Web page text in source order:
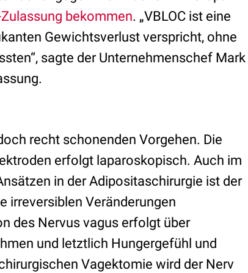
Zulassung bekommen. „VBLOC ist eine
Gewichtsverlust verspricht, ohne
sagte der Unternehmenschef Mark
recht schonenden Vorgehen. Die
erfolgt laparoskopisch. Auch im
in der Adipositaschirurgie ist der
irreversiblen Veränderungen
des Nervus vagus erfolgt über
und letztlich Hungergefühl und
Vagektomie wird der Nerv